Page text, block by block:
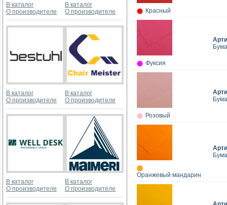
В каталог
О производителе
В каталог
О производителе
В каталог
О производителе
В каталог
О производителе
В каталог
О производителе
В каталог
О производителе
Красный
Фуксия
Розовый
Оранжевый мандарин